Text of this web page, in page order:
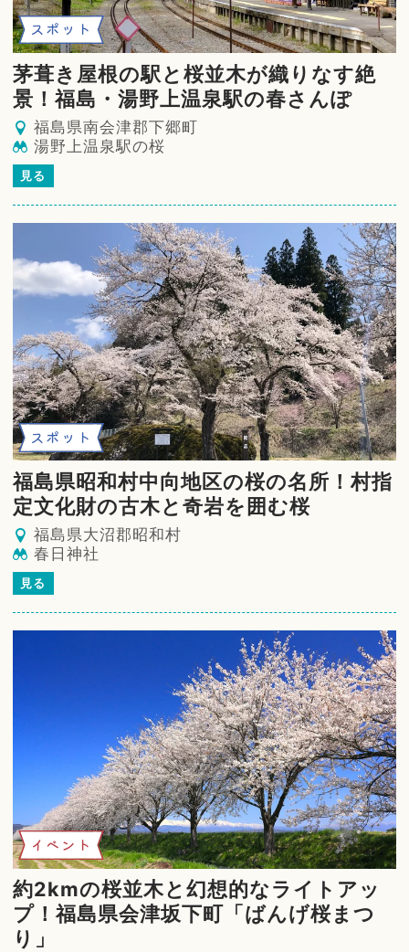
スポット
茅葺き屋根の駅と桜並木が織りなす絶
景！福島・湯野上温泉駅の春さんぽ
福島県南会津郡下郷町
湯野上温泉駅の桜
見る
スポット
福島県昭和村中向地区の桜の名所！村指
定文化財の古木と奇岩を囲む桜
福島県大沼郡昭和村
春日神社
見る
イベント
約2kmの桜並木と幻想的なライトアッ
プ！福島県会津坂下町「ばんげ桜まつ
り」